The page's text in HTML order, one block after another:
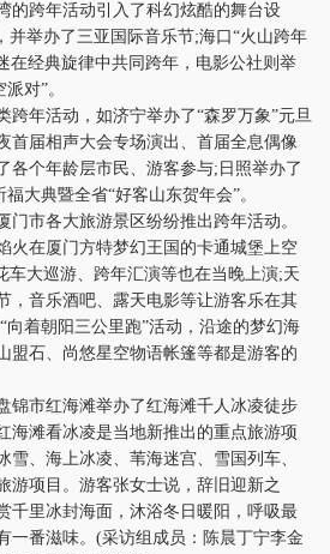
的跨年活动引入了科幻炫酷的舞台设
并举办了三亚国际音乐节;海口“火山跨年
在经典旋律中共同跨年，电影公社则举
对”。
年活动，如济宁举办了“森罗万象”元旦
首届相声大会专场演出、首届全息偶像
各个年龄层市民、游客参与;日照举办了
大典暨全省“好客山东贺年会”。
市各大旅游景区纷纷推出跨年活动。
火在厦门方特梦幻王国的卡通城堡上空
车大巡游、跨年汇演等也在当晚上演;天
，音乐酒吧、露天电影等让游客乐在其
向着朝阳三公里跑”活动，沿途的梦幻海
盟石、尚悠星空物语帐篷等都是游客的
市红海滩举办了红海滩千人冰凌徒步
海滩看冰凌是当地新推出的重点旅游项
雪、海上冰凌、苇海迷宫、雪国列车、
游项目。游客张女士说，辞旧迎新之
千里冰封海面，沐浴冬日暖阳，呼吸最
一番滋味。(采访组成员：陈晨丁宁李金